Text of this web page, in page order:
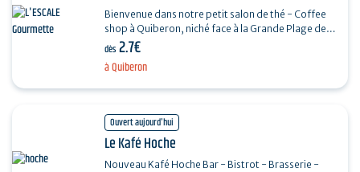
à Quiberon
Bienvenue dans notre petit salon de thé - Coffee
shop à Quiberon, niché face à la Grande Plage de
Quiberon. Spécialisés dans les gourmandises…
dès 2.7€
Ouvert aujourd'hui
Le Kafé Hoche
Nouveau Kafé Hoche Bar - Bistrot - Brasserie -